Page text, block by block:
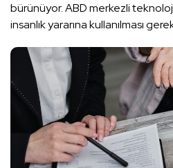
bürünüyor. ABD merkezli
insanlık yararına kullanılması